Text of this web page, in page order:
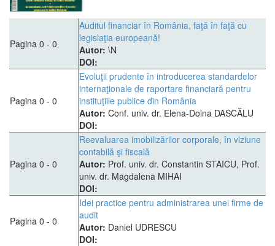
Pagina 0 - 0
Auditul financiar în România, faţă în faţă cu
legislaţia europeană!
Autor: \N
DOI:
Pagina 0 - 0
Evoluţii prudente în introducerea standardelor
internaţionale de raportare financiară pentru
instituţiile publice din România
Autor: Conf. univ. dr. Elena-Doina DASCĂLU
DOI:
Pagina 0 - 0
Reevaluarea imobilizărilor corporale, în viziune
contabilă şi fiscală
Autor: Prof. univ. dr. Constantin STAICU, Prof.
univ. dr. Magdalena MIHAI
DOI:
Pagina 0 - 0
Idei practice pentru administrarea unei firme de
audit
Autor: Daniel UDRESCU
DOI: